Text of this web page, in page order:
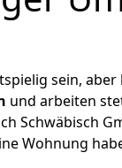
sein,
und arbeiten
Schwäbisch
Wohnung